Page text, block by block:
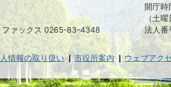
根
市
ファックス 0265-83-4348
開庁
（土曜
法人
情報の取り扱い 市役所案内 ウェブアク